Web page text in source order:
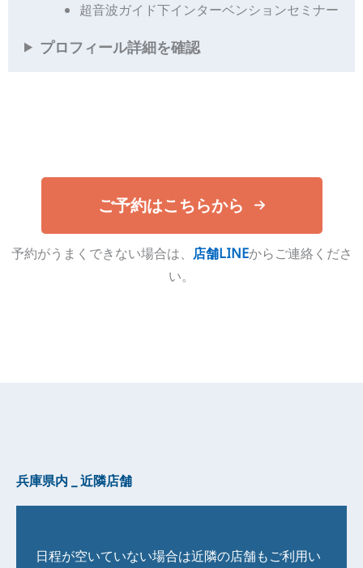
超音波ガイド下インターベンションセミナー
プロフィール詳細を確認
ご予約はこちらから
予約がうまくできない場合は、 店舗LINEからご連絡くださ
い。
兵庫県内 _ 近隣店舗
日程が空いていない場合は近隣の店舗もご利用い